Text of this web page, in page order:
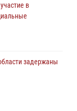
в
задержаны